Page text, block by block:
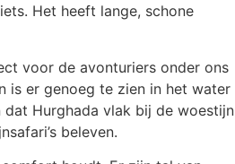
Het heeft lange, schone
voor de avonturiers onder ons
is er genoeg te zien in het water
Hurghada vlak bij de woestijn
beleven.